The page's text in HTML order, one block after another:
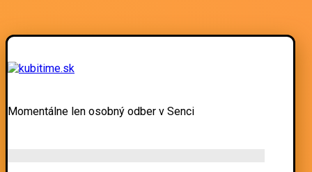
Momentálne len osobný odber v Senci